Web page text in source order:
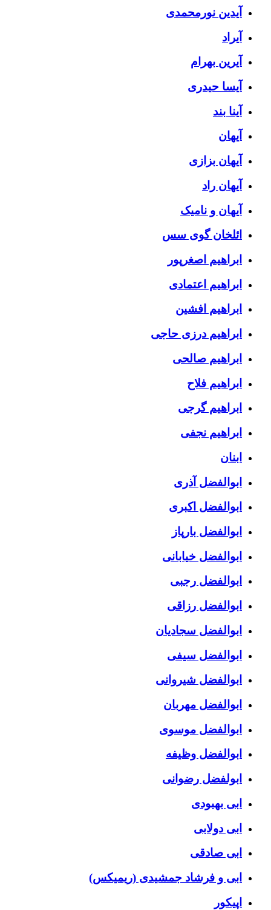
آیدین نورمحمدی
آیراد
آیرین بهرام
آیسا حیدری
آینا بند
آیهان
آیهان بزازی
آیهان راد
آیهان و نامیک
ائلخان گوی سس
ابراهیم اصغرپور
ابراهیم اعتمادی
ابراهیم افشین
ابراهیم درزی حاجی
ابراهیم صالحی
ابراهیم فلاح
ابراهیم گرجی
ابراهیم نجفی
ابنان
ابوالفضل آذری
ابوالفضل اکبری
ابوالفضل بارپاز
ابوالفضل خیابانی
ابوالفضل رجبی
ابوالفضل رزاقی
ابوالفضل سجادیان
ابوالفضل سیفی
ابوالفضل شیروانی
ابوالفضل مهربان
ابوالفضل موسوی
ابوالفضل وظیفه
ابولفضل رضوانی
ابی بهبودی
ابی دولابی
ابی صادقی
ابی و فرشاد جمشیدی (ریمیکس)
اپیکور